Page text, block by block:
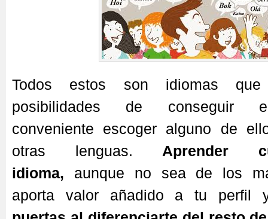
Todos estos son idiomas que
posibilidades de conseguir
conveniente escoger alguno de
otras lenguas. Aprender
idioma, aunque no sea de los
aporta valor añadido a tu perfil